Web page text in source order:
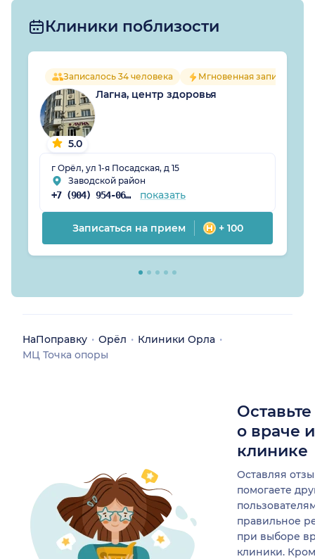
Клиники поблизости
Записалось 34 человека Мгновенная запись
5.0
Лагна, центр здоровья
г Орёл, ул 1-я Посадская, д 15
Заводской район
+7 (904) 954-06-89 показать
Записаться на прием + 100
НаПоправку Орёл
Клиники Орла
МЦ Точка опоры
о враче
клинике
Оставляя
помогаете
правильное
при выборе
клиники.